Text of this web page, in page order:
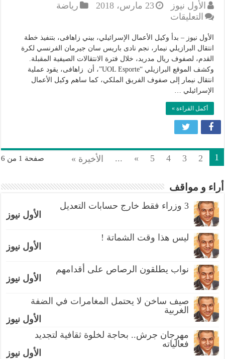
الأول نيوز
23 مارس، 2018
رياضة
التعليقات
أعمال
إسرائيلي
يقود
عملية
انتقال
إلى
ريال
الأول نيوز – بدأ وكيل الأعمال الإسرائيلي، بيني زاهافى، بتنفيذ خطة
انتقال البرازيلي نيمار، نجم نادى باريس سان جيرمان الفرنسي لكرة
القدم، لصفوف ريال مدريد، خلال فترة الانتقالات الصيفية المقبلة.
وكشف الموقع البرازيلي “UOL Esporte”، أن زاهافى، يقود عملية
انتقال نيمار إلى صفوف الفريق الملكي، كما ساهم وكيل الأعمال
الإسرائيلي …
أكمل القراءة »
صفحة 1 من 6 1
2
3
4
5
»
... الأخيرة »
أراء و مواقف
3 وزراء فقط خارج حسابات التعديل
الأول نيوز
ليس هذا وقت الشماتة !
الأول نيوز
نواب يطلقون الرصاص على أقدامهم
الأول نيوز
صيف ساخن لا يحتمل المغامرات في الضفة
الغربية
الأول نيوز
مهرجان جرش.. بحاجة لخلوة ثقافية لتجديد
فعالياته
الأول نيوز